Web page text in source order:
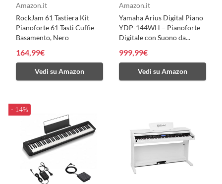
Amazon.it
RockJam 61 Tastiera Kit
Pianoforte 61 Tasti Cuffie
Basamento, Nero
164,99€
Vedi su Amazon
Amazon.it
Yamaha Arius Digital Piano
YDP-144WH – Pianoforte
Digitale con Suono da...
999,99€
Vedi su Amazon
- 14%